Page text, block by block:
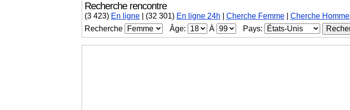
Recherche rencontre
(3 423) En ligne (32 301) En ligne 24h Cherche Femme Cherche Homme
Recherche
Âge: À Pays: